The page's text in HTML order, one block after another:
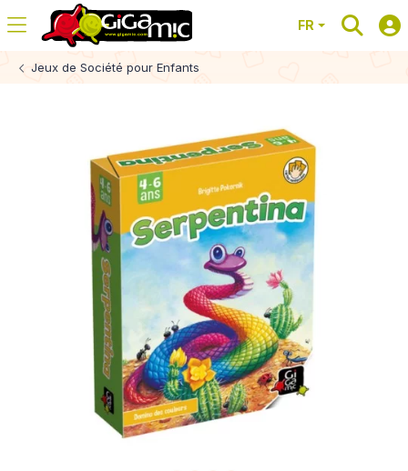
FR
Jeux de Société pour Enfants